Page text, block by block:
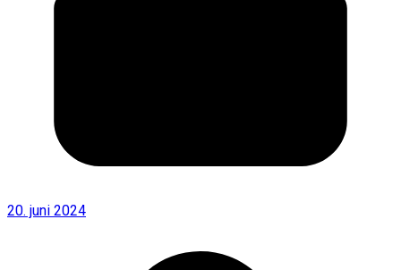
20. juni 2024